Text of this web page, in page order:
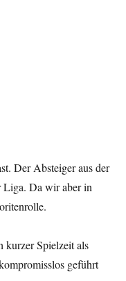
Der Absteiger aus der
Liga. Da wir aber in
kurzer Spielzeit als
geführt